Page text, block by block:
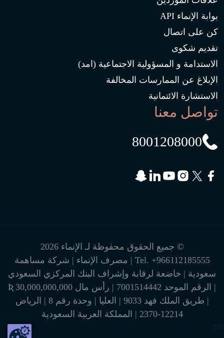
بوابة الإنماء API
كن على اتصال
تقديم شكوى
الاستدامة و المسؤولية الاجتماعية (امد)
الإبلاغ عن الممارسات المخالفة
الاستشارة الائتمانية
تواصل معنا
8001208000
© جميع الحقوق محفوظة لـ الإنماء 2026
Tel. +966112185555
| مصرف الإنماء | شركة مساهمة
سعودية | خاضعة لرقابة وإشراف البنك المركزي السعودي
| الرقم الموحد 7001514442 | رأس مال 30,000,000,000 Ʀ
| طريق الملك فهد 9033 | العليا | وحدة رقم 8 | الرياض
12214-2370 | المملكة العربية السعودية